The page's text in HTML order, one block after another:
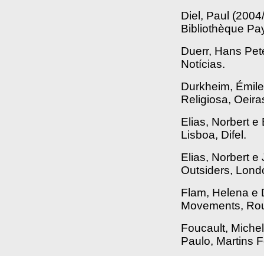
Diel, Paul
Bibliothèque
Duerr, Hans
Notícias.
Durkheim,
Religiosa,
Elias, Norbert e
Lisboa, Difel.
Elias, Norbert e
Outsiders,
Flam, Helena e
Movements,
Foucault,
Paulo, Martins